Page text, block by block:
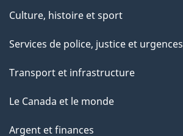
Culture, histoire et sport
Services de police, justice et urgences
Transport et infrastructure
Le Canada et le monde
Argent et finances